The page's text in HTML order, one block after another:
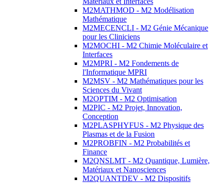
M2MATHMOD - M2 Modélisation
Mathématique
M2MECENCLI - M2 Génie Mécanique
pour les Cliniciens
M2MOCHI - M2 Chimie Moléculaire et
Interfaces
M2MPRI - M2 Fondements de
l'Informatique MPRI
M2MSV - M2 Mathématiques pour les
Sciences du Vivant
M2OPTIM - M2 Optimisation
M2PIC - M2 Projet, Innovation,
Conception
M2PLASPHYFUS - M2 Physique des
Plasmas et de la Fusion
M2PROBFIN - M2 Probabilités et
Finance
M2QNSLMT - M2 Quantique, Lumière,
Matériaux et Nanosciences
M2QUANTDEV - M2 Dispositifs